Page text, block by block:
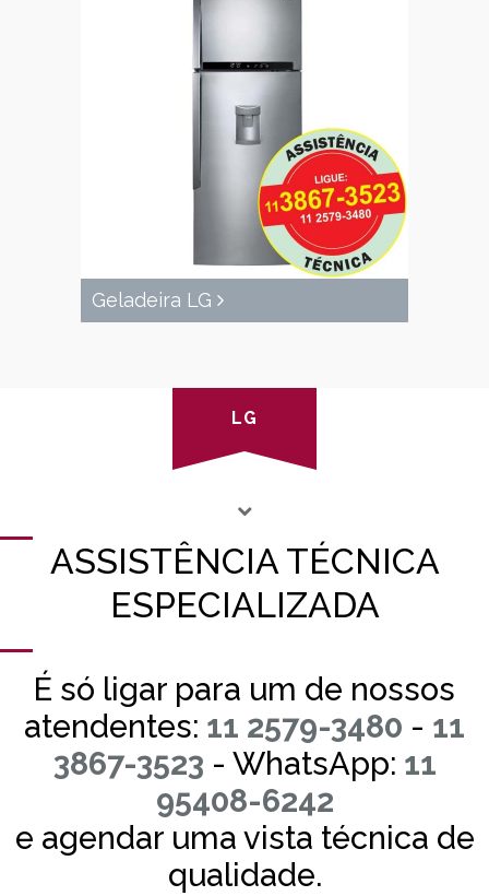
Geladeira LG
LG
ASSISTÊNCIA TÉCNICA
ESPECIALIZADA
É só ligar para um de nossos
atendentes: 11 2579-3480 - 11
3867-3523 - WhatsApp: 11
95408-6242
e agendar uma vista técnica de
qualidade.